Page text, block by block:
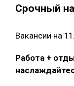
Срочный
Вакансии на
Работа +